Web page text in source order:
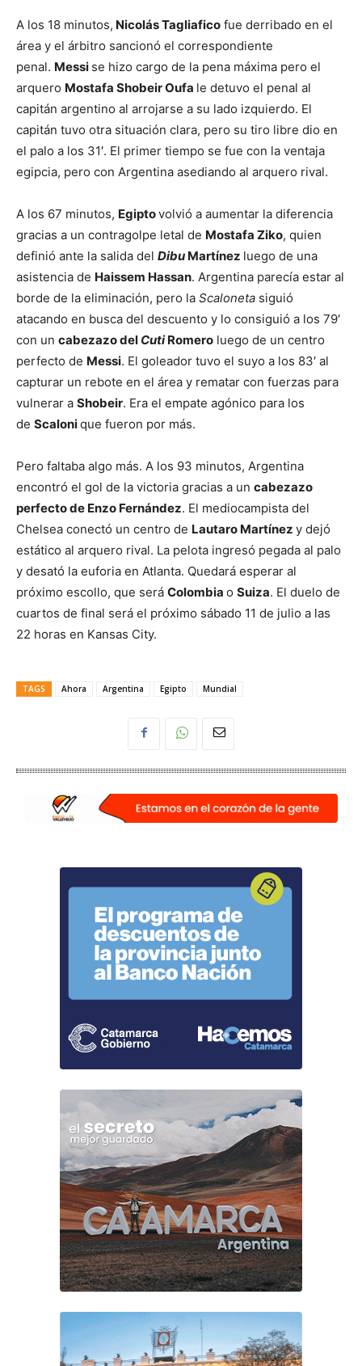
A los 18 minutos, Nicolás Tagliafico fue derribado en el
área y el árbitro sancionó el correspondiente
penal. Messi se hizo cargo de la pena máxima pero el
arquero Mostafa Shobeir Oufa le detuvo el penal al
capitán argentino al arrojarse a su lado izquierdo. El
capitán tuvo otra situación clara, pero su tiro libre dio en
el palo a los 31′. El primer tiempo se fue con la ventaja
egipcia, pero con Argentina asediando al arquero rival.
A los 67 minutos, Egiptovolvió a aumentar la diferencia
gracias a un contragolpe letal de Mostafa Ziko, quien
definió ante la salida del Dibu Martínez luego de una
asistencia de Haissem Hassan. Argentina parecía estar al
borde de la eliminación, pero la Scaloneta siguió
atacando en busca del descuento y lo consiguió a los 79′
con un cabezazo del CutiRomero luego de un centro
perfecto de Messi. El goleador tuvo el suyo a los 83′ al
capturar un rebote en el área y rematar con fuerzas para
vulnerar a Shobeir. Era el empate agónico para los
de Scalonique fueron por más.
Pero faltaba algo más. A los 93 minutos, Argentina
encontró el gol de la victoria gracias a un cabezazo
perfecto de Enzo Fernández. El mediocampista del
Chelsea conectó un centro de Lautaro Martínez y dejó
estático al arquero rival. La pelota ingresó pegada al palo
y desató la euforia en Atlanta. Quedará esperar al
próximo escollo, que será Colombia o Suiza. El duelo de
cuartos de final será el próximo sábado 11 de julio a las
22 horas en Kansas City.
TAGS Ahora Argentina Egipto Mundial